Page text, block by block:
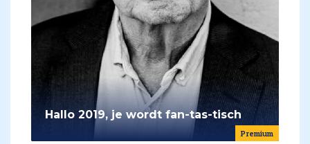
Premium
Hallo 2019, je wordt fan-tas-tisch